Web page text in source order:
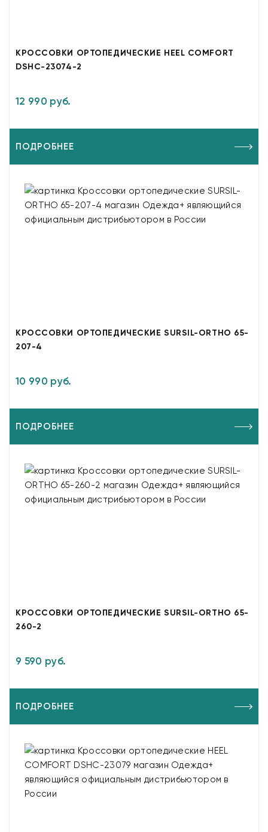
КРОССОВКИ ОРТОПЕДИЧЕСКИЕ HEEL COMFORT
DSHC-23074-2
12 990 руб.
ПОДРОБНЕЕ
КРОССОВКИ ОРТОПЕДИЧЕСКИЕ SURSIL-ORTHO 65-
207-4
10 990 руб.
ПОДРОБНЕЕ
КРОССОВКИ ОРТОПЕДИЧЕСКИЕ SURSIL-ORTHO 65-
260-2
9 590 руб.
ПОДРОБНЕЕ